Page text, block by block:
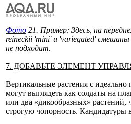
Фото 21. Пример: Здесь, на
reineckii 'mini' и 'variegated'
не подходит.
7. ДОБАВЬТЕ ЭЛЕМЕНТ
Вертикальные растения с
могут выглядеть как солдаты на
или два «дикообразных» растений,
строгую чопорность. Кандидатуры